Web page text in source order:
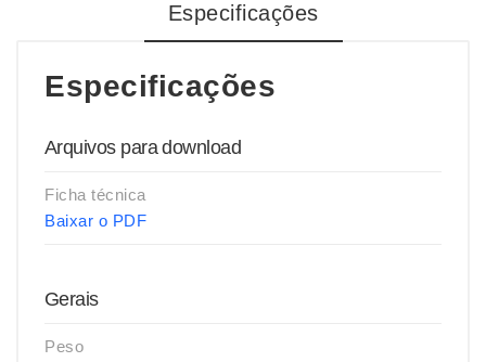
Especificações
Especificações
Arquivos para download
Ficha técnica
Baixar o PDF
Gerais
Peso